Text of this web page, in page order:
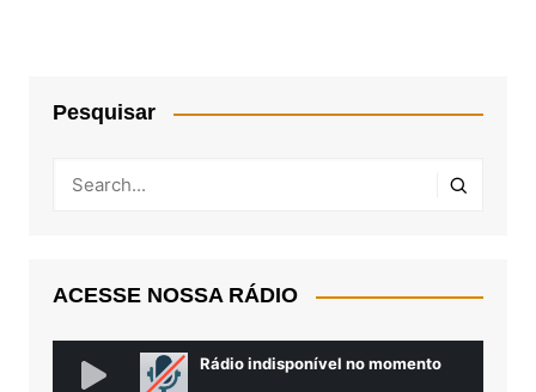
Pesquisar
ACESSE NOSSA RÁDIO